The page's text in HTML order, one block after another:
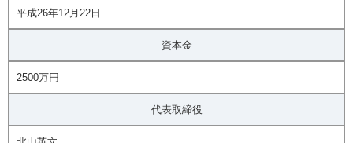
平成26年12月22日
資本金
2500万円
代表取締役